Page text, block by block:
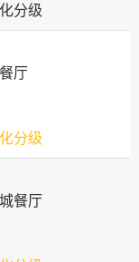
分级
厅
分级
餐厅